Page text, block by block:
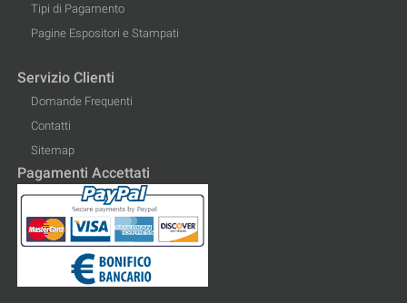
Tipi di Pagamento
Pagine Espositori e Stampati
Servizio Clienti
Domande Frequenti
Contatti
Sitemap
Pagamenti Accettati